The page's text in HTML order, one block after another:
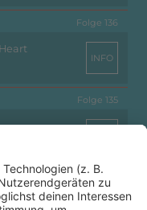
Folge 136
INFO
Folge 135
Folge 134
Rhythm